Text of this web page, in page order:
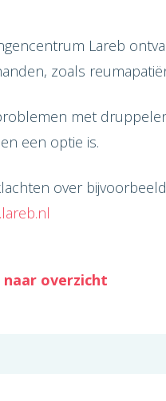
Lareb
zoals
met
een optie is.
over
naar overzicht